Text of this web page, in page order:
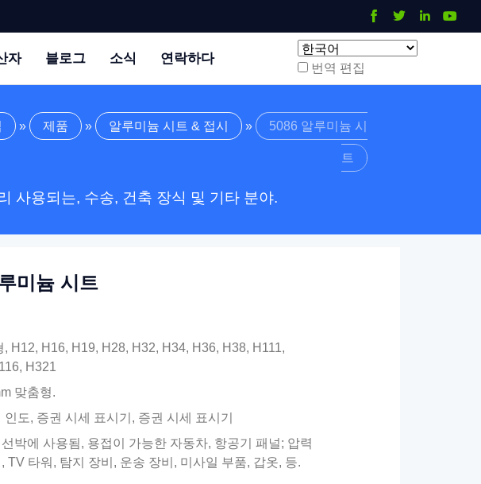
자 블로그 소식 연락하다
번역 편집
» 제품 » 알루미늄 시트 & 접시 » 5086 알루미늄 시
트
사용되는, 수송, 건축 장식 및 기타 분야.
미늄 시트
, H12, H16, H19, H28, H32, H34, H36, H38, H111,
H321
맞춤형.
도, 증권 시세 표시기, 증권 시세 표시기
박에 사용됨, 용접이 가능한 자동차, 항공기 패널; 압력
TV 타워, 탐지 장비, 운송 장비, 미사일 부품, 갑옷, 등.